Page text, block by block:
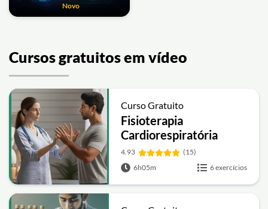
Novo
Cursos gratuitos em vídeo
Curso Gratuito
Fisioterapia
Cardiorespiratória
4.93
(15)
6h05m
6 exercícios